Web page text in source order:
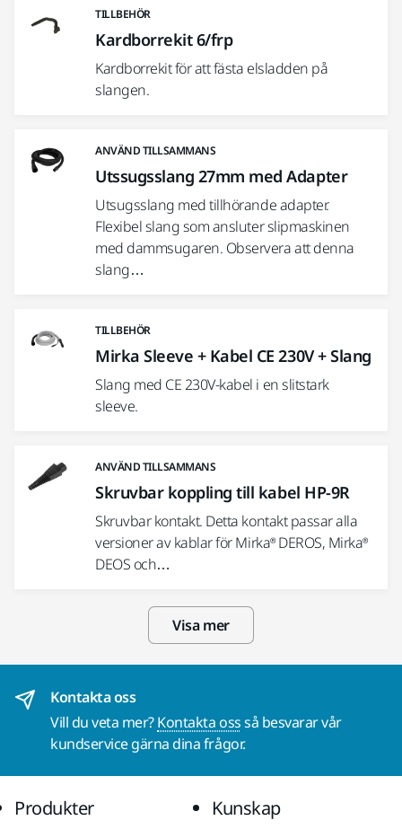
TILLBEHÖR
Kardborrekit 6/frp
Kardborrekit för att fästa elsladden på
slangen.
ANVÄND TILLSAMMANS
Utssugsslang 27mm med Adapter
Utsugsslang med tillhörande adapter.
Flexibel slang som ansluter slipmaskinen
med dammsugaren. Observera att denna
slang…
TILLBEHÖR
Mirka Sleeve + Kabel CE 230V + Slang
Slang med CE 230V-kabel i en slitstark
sleeve.
ANVÄND TILLSAMMANS
Skruvbar koppling till kabel HP-9R
Skruvbar kontakt. Detta kontakt passar alla
versioner av kablar för Mirka® DEROS, Mirka®
DEOS och…
Visa mer
Kontakta oss
Vill du veta mer?Kontakta ossså besvarar vår
kundservice gärna dina frågor.
Produkter Kunskap